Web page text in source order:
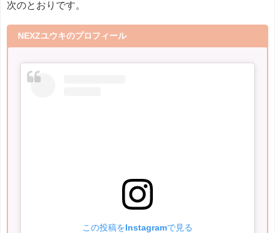
次のとおりです。
NEXZユウキのプロフィール
この投稿をInstagramで見る